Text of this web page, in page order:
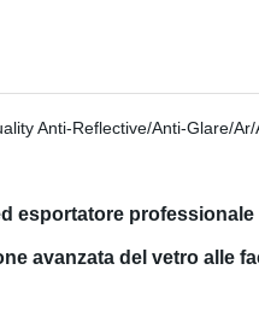
esportatore
avanzata del vetro alle